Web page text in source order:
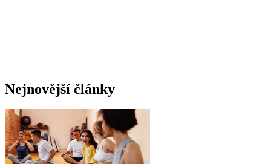
Nejnovější články